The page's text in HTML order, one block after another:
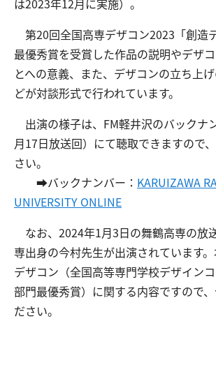
交通アクセス お問い合わせ
第20回全国高専デザコン2023「創造
最優秀賞を受賞した作品の説明やデザ
とへの意義、また、デザコンの立ち上
どが対談形式で行われています。
出演の様子は、FM軽井沢のバックナ
月17日放送回）にて聴取できますので
さい。
➡バックナンバー： KARUIZAWA
UNIVERSITY ONLINE
なお、2024年1月3日の舞鶴高専の放
専出身の今村先生が出演されています
デザコン（全国高等専門学校デザイン
部門最優秀賞）に関する内容ですので
ださい。